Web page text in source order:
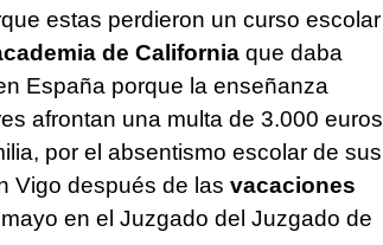
estas perdieron un curso escolar
de Californiaque daba
España porque la enseñanza
afrontan una multa de 3.000 euros
por el absentismo escolar de sus
Vigo después de las vacaciones
en el Juzgado del Juzgado de